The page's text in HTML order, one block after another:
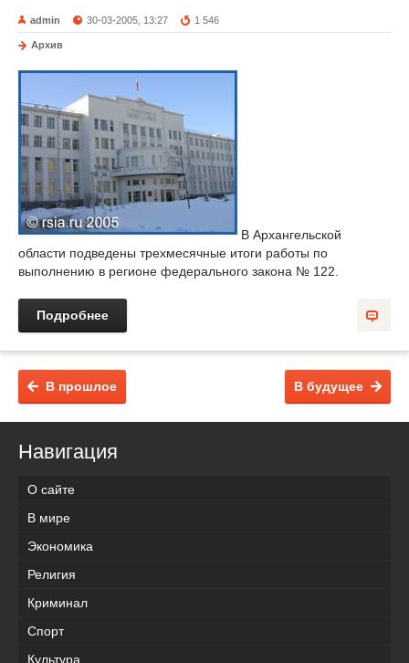
admin 30-03-2005, 13:27 1 546
Архив
В Архангельской
области подведены трехмесячные итоги работы по
выполнению в регионе федерального закона № 122.
Подробнее
В будущее
В прошлое
Навигация
О сайте
В мире
Экономика
Религия
Криминал
Спорт
Культура